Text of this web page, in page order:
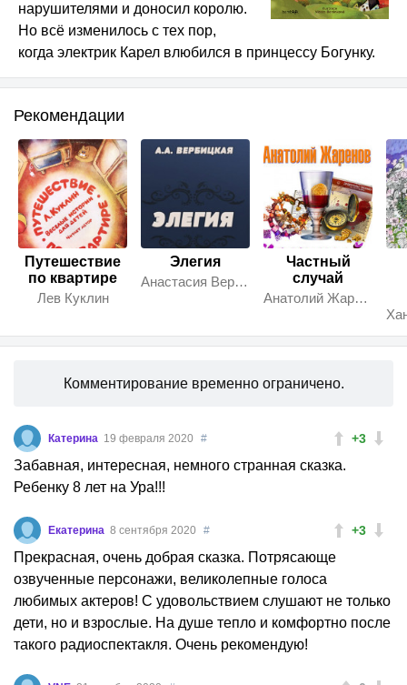
нарушителями и доносил королю.
Но всё изменилось с тех пор,
когда электрик Карел влюбился в принцессу Богунку.
Рекомендации
Путешествие
по квартире
Лев Куклин
Элегия
Анастасия Вербицкая
Частный
случай
Анатолий Жаренов
Комментирование временно ограничено.
+3
Катерина 19 февраля 2020 #
Забавная, интересная, немного странная сказка.
Ребенку 8 лет на Ура!!!
+3
Екатерина 8 сентября 2020 #
Прекрасная, очень добрая сказка. Потрясающе
озвученные персонажи, великолепные голоса
любимых актеров! С удовольствием слушают не только
дети, но и взрослые. На душе тепло и комфортно после
такого радиоспектакля. Очень рекомендую!